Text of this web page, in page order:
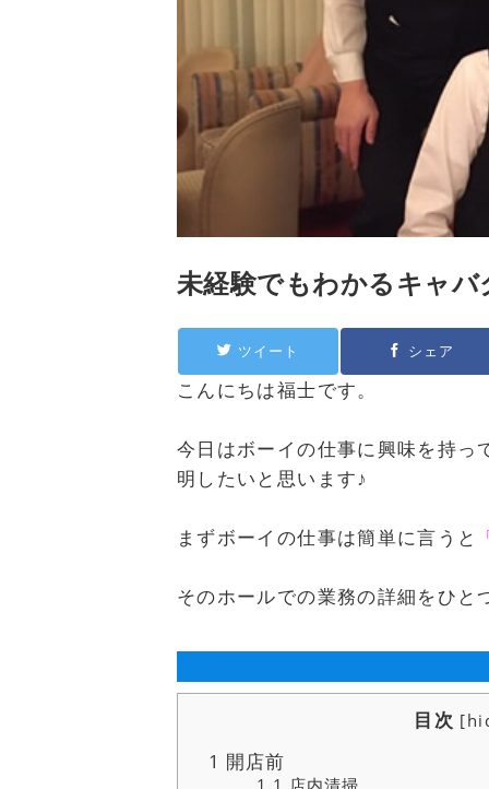
未経験でもわかるキャ
ツイート シェア
こんにちは福士です。
今日はボーイの仕事に興味を持っ
明したいと思います♪
まずボーイの仕事は簡単に言うと
そのホールでの業務の詳細をひと
目次 [
1 開店前
1.1 店内清掃